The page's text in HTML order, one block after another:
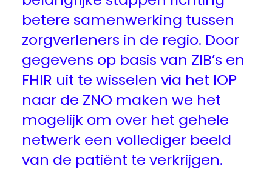
betere samenwerking tussen
zorgverleners in de regio. Door
gegevens op basis van ZIB’s en
FHIR uit te wisselen via het IOP
naar de ZNO maken we het
mogelijk om over het gehele
netwerk een vollediger beeld
van de patiënt te verkrijgen.